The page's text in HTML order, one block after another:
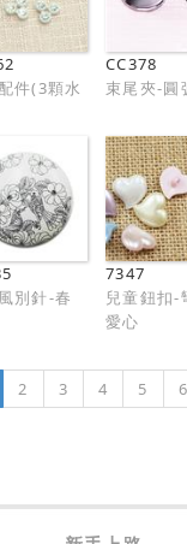
件(3顆水
CC378
束尾夾-圓
別針-春
7347
兒童鈕扣-
愛心
2 3 4 5 6